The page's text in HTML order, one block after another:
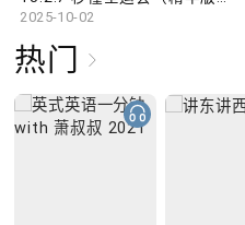
2025-10-02
热门